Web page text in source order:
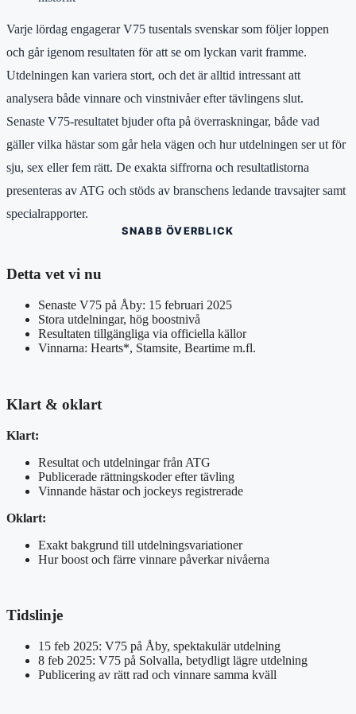
Varje lördag engagerar V75 tusentals svenskar som följer loppen
och går igenom resultaten för att se om lyckan varit framme.
Utdelningen kan variera stort, och det är alltid intressant att
analysera både vinnare och vinstnivåer efter tävlingens slut.
Senaste V75-resultatet bjuder ofta på överraskningar, både vad
gäller vilka hästar som går hela vägen och hur utdelningen ser ut för
sju, sex eller fem rätt. De exakta siffrorna och resultatlistorna
presenteras av ATG och stöds av branschens ledande travsajter samt
specialrapporter.
SNABB ÖVERBLICK
Detta vet vi nu
Senaste V75 på Åby: 15 februari 2025
Stora utdelningar, hög boostnivå
Resultaten tillgängliga via officiella källor
Vinnarna: Hearts*, Stamsite, Beartime m.fl.
Klart & oklart
Klart:
Resultat och utdelningar från ATG
Publicerade rättningskoder efter tävling
Vinnande hästar och jockeys registrerade
Oklart:
Exakt bakgrund till utdelningsvariationer
Hur boost och färre vinnare påverkar nivåerna
Tidslinje
15 feb 2025: V75 på Åby, spektakulär utdelning
8 feb 2025: V75 på Solvalla, betydligt lägre utdelning
Publicering av rätt rad och vinnare samma kväll